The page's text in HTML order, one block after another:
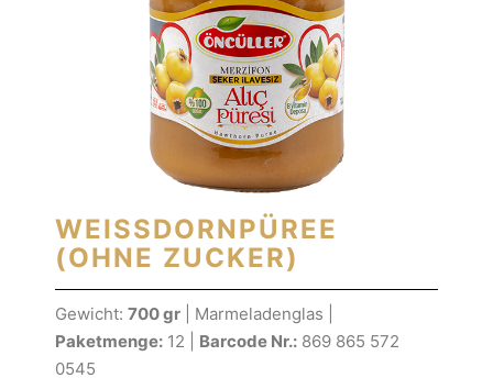
WEISSDORNPÜREE
(OHNE ZUCKER)
Gewicht: 700 gr | Marmeladenglas |
Paketmenge: 12 | Barcode Nr.: 869 865 572
0545